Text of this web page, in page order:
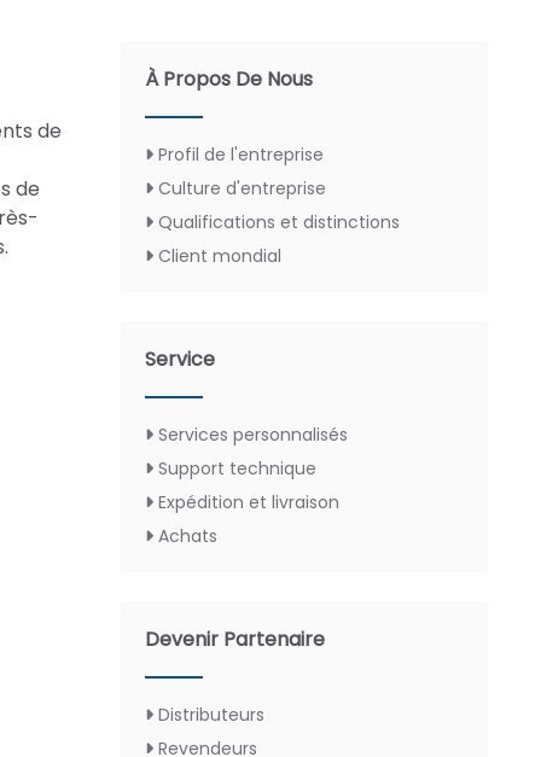
de
de
À Propos De Nous
Profil de l'entreprise
Culture d'entreprise
Qualifications et distinctions
Client mondial
Service
Services personnalisés
Support technique
Expédition et livraison
Achats
Devenir Partenaire
Distributeurs
Revendeurs